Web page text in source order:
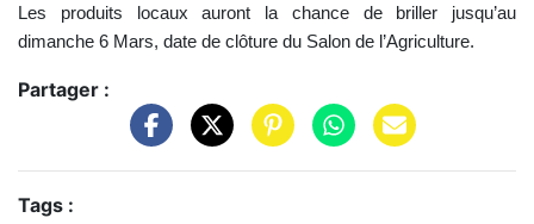
Les produits locaux auront la chance de briller jusqu’au
dimanche 6 Mars, date de clôture du Salon de l’Agriculture.
Partager :
Tags :